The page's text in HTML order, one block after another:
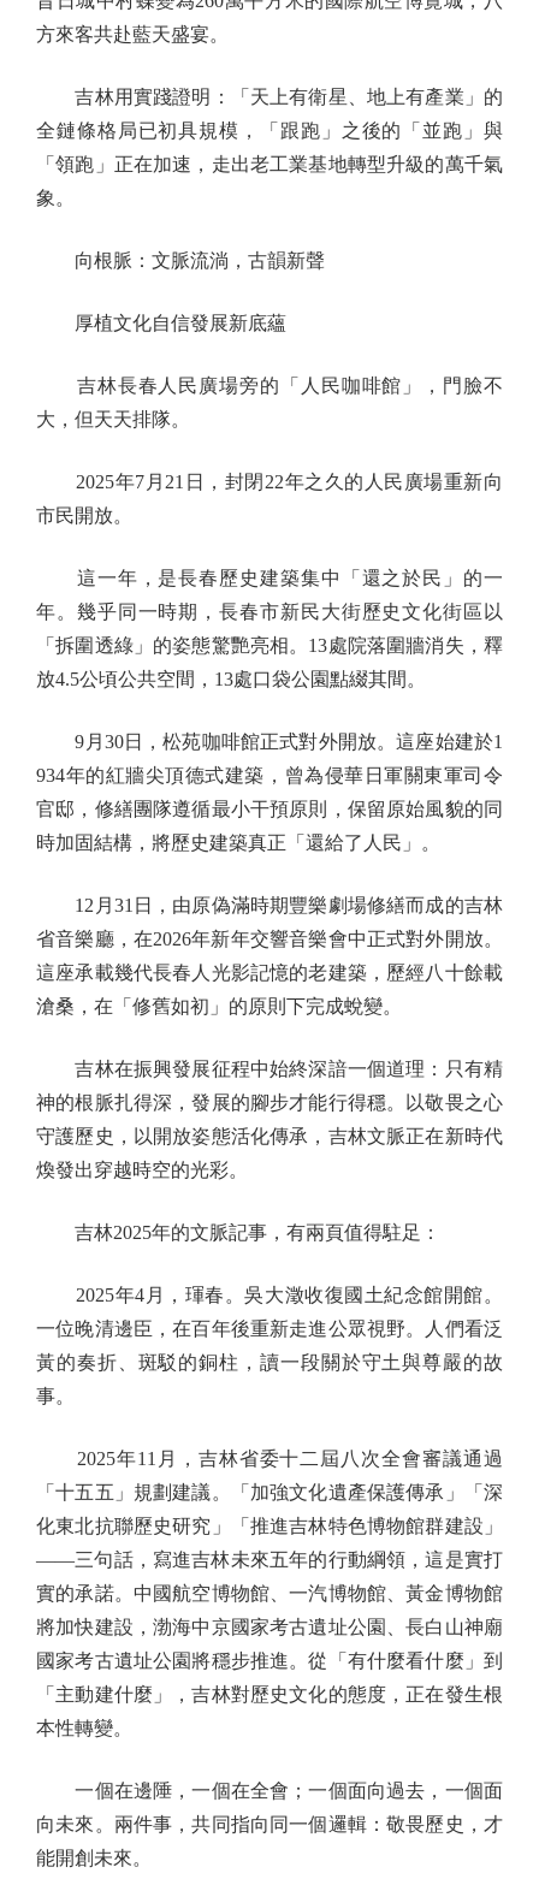
方來客共赴藍天盛宴。
吉林用實踐證明：「天上有衛星、地上有產業」的
全鏈條格局已初具規模，「跟跑」之後的「並跑」與
「領跑」正在加速，走出老工業基地轉型升級的萬千氣
象。
向根脈：文脈流淌，古韻新聲
厚植文化自信發展新底蘊
吉林長春人民廣場旁的「人民咖啡館」，門臉不
大，但天天排隊。
2025年7月21日，封閉22年之久的人民廣場重新向
市民開放。
這一年，是長春歷史建築集中「還之於民」的一
年。幾乎同一時期，長春市新民大街歷史文化街區以
「拆圍透綠」的姿態驚艷亮相。13處院落圍牆消失，釋
放4.5公頃公共空間，13處口袋公園點綴其間。
9月30日，松苑咖啡館正式對外開放。這座始建於1
934年的紅牆尖頂德式建築，曾為侵華日軍關東軍司令
官邸，修繕團隊遵循最小干預原則，保留原始風貌的同
時加固結構，將歷史建築真正「還給了人民」。
12月31日，由原偽滿時期豐樂劇場修繕而成的吉林
省音樂廳，在2026年新年交響音樂會中正式對外開放。
這座承載幾代長春人光影記憶的老建築，歷經八十餘載
滄桑，在「修舊如初」的原則下完成蛻變。
吉林在振興發展征程中始終深諳一個道理：只有精
神的根脈扎得深，發展的腳步才能行得穩。以敬畏之心
守護歷史，以開放姿態活化傳承，吉林文脈正在新時代
煥發出穿越時空的光彩。
吉林2025年的文脈記事，有兩頁值得駐足：
2025年4月，琿春。吳大澂收復國土紀念館開館。
一位晚清邊臣，在百年後重新走進公眾視野。人們看泛
黃的奏折、斑駁的銅柱，讀一段關於守土與尊嚴的故
事。
2025年11月，吉林省委十二屆八次全會審議通過
「十五五」規劃建議。「加強文化遺產保護傳承」「深
化東北抗聯歷史研究」「推進吉林特色博物館群建設」
——三句話，寫進吉林未來五年的行動綱領，這是實打
實的承諾。中國航空博物館、一汽博物館、黃金博物館
將加快建設，渤海中京國家考古遺址公園、長白山神廟
國家考古遺址公園將穩步推進。從「有什麼看什麼」到
「主動建什麼」，吉林對歷史文化的態度，正在發生根
本性轉變。
一個在邊陲，一個在全會；一個面向過去，一個面
向未來。兩件事，共同指向同一個邏輯：敬畏歷史，才
能開創未來。